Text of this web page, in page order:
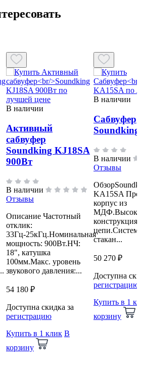
В наличии
Активный
сабвуфер
Soundking KJ18SA
900Вт
В наличии
Отзывы
Описание Частотный
отклик:
33Гц-25кГц.Номинальная
мощность: 900Вт.НЧ:
18", катушка
100мм.Макс. уровень
звукового давления:...
54 180 ₽
Доступна скидка за
регистрацию
Купить в 1 клик В
корзину
В наличии
Сабвуфер
В наличии
Отзывы
KA15SA
корпус из
конструкция
стакан...
50 270 ₽
Доступна
регистрацию
Купить в 1
корзину